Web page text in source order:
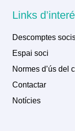
Links
Descomptes
Espai soci
Normes d’ús del
Contactar
Notícies